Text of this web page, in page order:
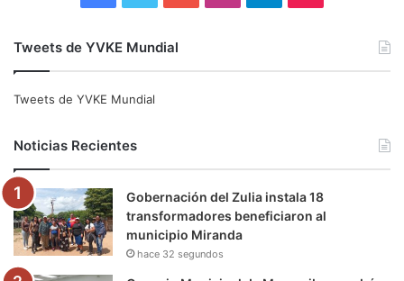
e
o
o
k
t
e
r
b
e
g
r
a
r
a
k
Tweets de YVKE Mundial
Tweets de YVKE Mundial
Noticias Recientes
Gobernación del Zulia instala 18
transformadores beneficiaron al
municipio Miranda
hace 32 segundos